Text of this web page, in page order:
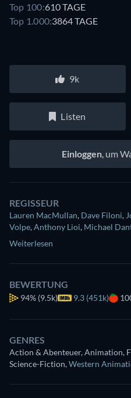
Top 100:610 TAGE
Top 1.000:3864 TAGE
9k
Listen
Einloggen, um
REGISSEUR
Lauren MacMullan, Dave Filoni,
Volpe,Anthony Lioi, Michael
Weiterlesen
BEWERTUNG
94% (9.5k) 9.3 (451k)
GENRES
Action & Abenteuer, Animation,
Science-Fiction,Western